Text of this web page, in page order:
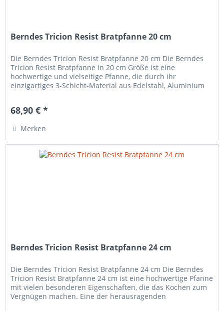
Berndes Tricion Resist Bratpfanne 20 cm
Die Berndes Tricion Resist Bratpfanne 20 cm Die Berndes
Tricion Resist Bratpfanne in 20 cm Größe ist eine
hochwertige und vielseitige Pfanne, die durch ihr
einzigartiges 3-Schicht-Material aus Edelstahl, Aluminium
68,90 € *
Merken
Berndes Tricion Resist Bratpfanne 24 cm
Die Berndes Tricion Resist Bratpfanne 24 cm Die Berndes
Tricion Resist Bratpfanne 24 cm ist eine hochwertige Pfanne
mit vielen besonderen Eigenschaften, die das Kochen zum
Vergnügen machen. Eine der herausragenden